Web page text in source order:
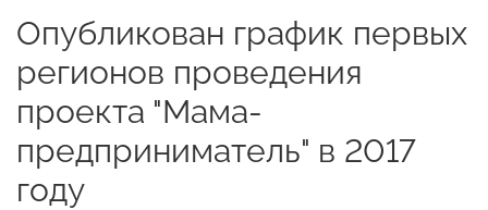
Опубликован график первых
регионов проведения
проекта "Мама-
предприниматель" в 2017
году